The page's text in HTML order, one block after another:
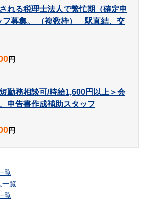
れる税理士法人で繁忙期（確定申
フ募集。 （複数枠） 駅直結、交
円
勤務相談可/時給1,600円以上＞会
申告書作成補助スタッフ
円
覧
一覧
覧